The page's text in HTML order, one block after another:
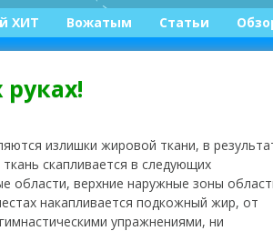
ХИТ Вожатым
Статьи
Конкурсы
излишки жировой ткани, в
скапливается в следующих
области, верхние наружные зоны
накапливается подкожный жир, от
упражнениями, ни